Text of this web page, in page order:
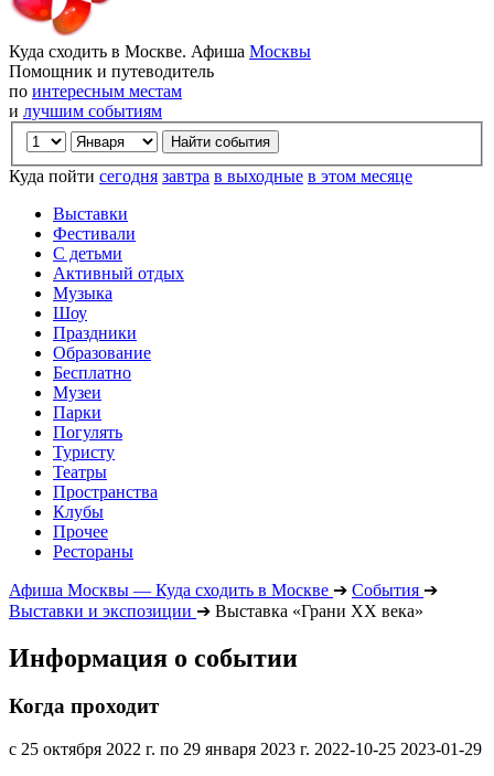
Куда сходить в Москве. Афиша Москвы
Помощник и путеводитель
по интересным местам
и лучшим событиям
Куда пойти сегодня завтра в выходные в этом месяце
Выставки
Фестивали
С детьми
Активный отдых
Музыка
Шоу
Праздники
Образование
Бесплатно
Музеи
Парки
Погулять
Туристу
Театры
Пространства
Клубы
Прочее
Рестораны
Афиша Москвы — Куда сходить в Москве ➔ События ➔
Выставки и экспозиции ➔ Выставка «Грани XX века»
Информация о событии
Когда проходит
с 25 октября 2022 г. по 29 января 2023 г. 2022-10-25 2023-01-29